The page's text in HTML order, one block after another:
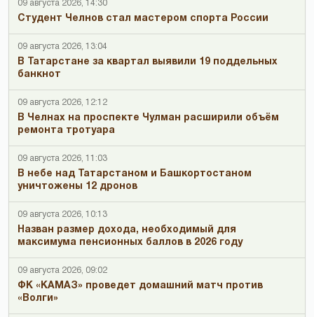
09 августа 2026, 14:30
Студент Челнов стал мастером спорта России
09 августа 2026, 13:04
В Татарстане за квартал выявили 19 поддельных
банкнот
09 августа 2026, 12:12
В Челнах на проспекте Чулман расширили объём
ремонта тротуара
09 августа 2026, 11:03
В небе над Татарстаном и Башкортостаном
уничтожены 12 дронов
09 августа 2026, 10:13
Назван размер дохода, необходимый для
максимума пенсионных баллов в 2026 году
09 августа 2026, 09:02
ФК «КАМАЗ» проведет домашний матч против
«Волги»